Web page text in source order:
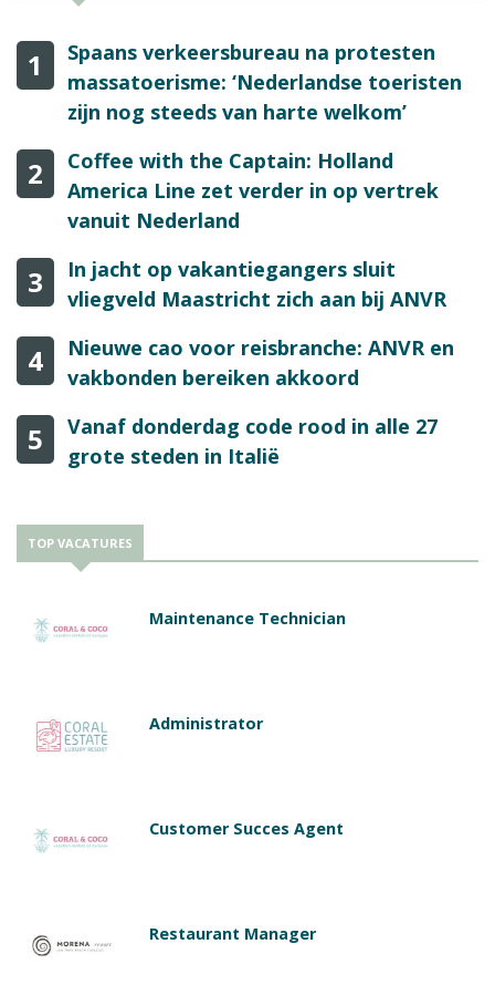
1
Spaans verkeersbureau na protesten
massatoerisme: ‘Nederlandse toeristen
zijn nog steeds van harte welkom’
2
Coffee with the Captain: Holland
America Line zet verder in op vertrek
vanuit Nederland
3
In jacht op vakantiegangers sluit
vliegveld Maastricht zich aan bij ANVR
4
Nieuwe cao voor reisbranche: ANVR en
vakbonden bereiken akkoord
5
Vanaf donderdag code rood in alle 27
grote steden in Italië
TOP VACATURES
Maintenance Technician
Administrator
Customer Succes Agent
Restaurant Manager